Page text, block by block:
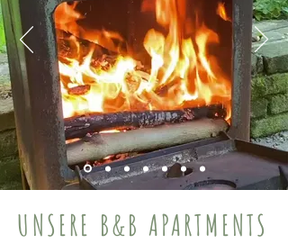
UNSERE B&B APARTMENTS